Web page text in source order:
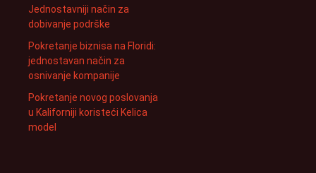
Jednostavniji način za
dobivanje podrške
Pokretanje biznisa na Floridi:
jednostavan način za
osnivanje kompanije
Pokretanje novog poslovanja
u Kaliforniji koristeći Kelica
model